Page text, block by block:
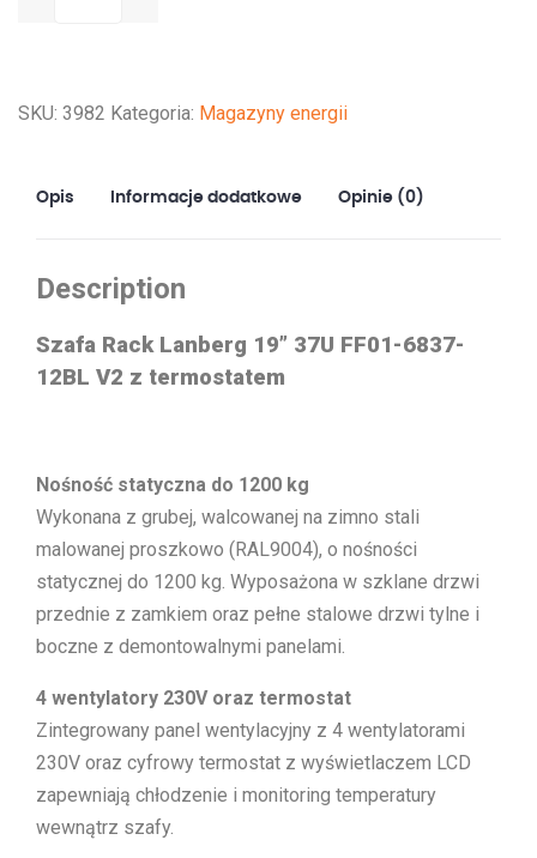
37U
12BL
termostatem
SKU: 3982 Kategoria: Magazyny energii
Opis Informacje dodatkowe Opinie (0)
Description
Szafa Rack Lanberg 19” 37U FF01-6837-
12BL V2 z termostatem
Nośność statyczna do 1200 kg
Wykonana z grubej, walcowanej na zimno stali
malowanej proszkowo (RAL9004), o nośności
statycznej do 1200 kg. Wyposażona w szklane drzwi
przednie z zamkiem oraz pełne stalowe drzwi tylne i
boczne z demontowalnymi panelami.
4 wentylatory 230V oraz termostat
Zintegrowany panel wentylacyjny z 4 wentylatorami
230V oraz cyfrowy termostat z wyświetlaczem LCD
zapewniają chłodzenie i monitoring temperatury
wewnątrz szafy.